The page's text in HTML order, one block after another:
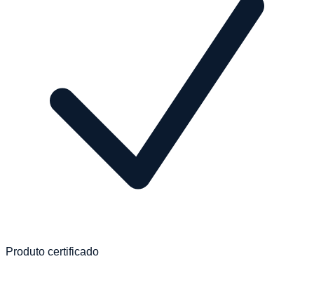
Produto certificado